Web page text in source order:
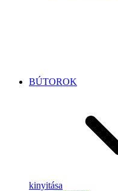
BÚTOROK
kinyitása